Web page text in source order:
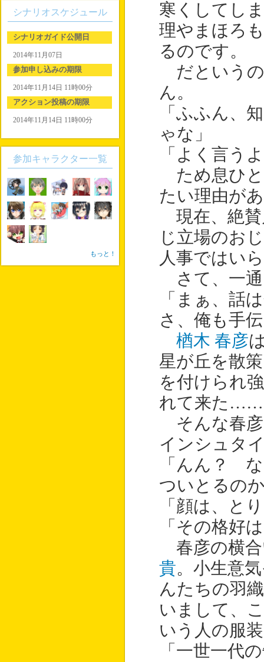
寒くしてし
理やまほろ
るのです。
だというの
ん。
「ふふん、
ゃな」
「よく言う
ため息ひと
たい理由が
現在、絶
じ立場のお
人事ではい
さて、一通
「まぁ、話
さ、俺も手
楢木 春彦
星が丘を散
を付けられ
れて来た……
そんな春彦
インシュタ
「んん？
ついとるの
「顔は、と
「その格好
春彦の横合
貴。小生意
んたちの羽
いまして、
いう人の服
「一世一代
シナリオスケジュール
シナリオガイド公開日
2014年11月07日
参加申し込みの期限
2014年11月14日 11時00分
アクション投稿の期限
2014年11月14日 11時00分
参加キャラクター一覧
もっと！